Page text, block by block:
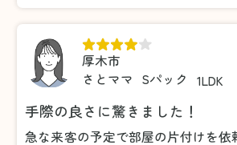
厚木市
さとママ Sパック 1LDK
手際の良さに驚きました！
急な来客の予定で部屋の片付けを依